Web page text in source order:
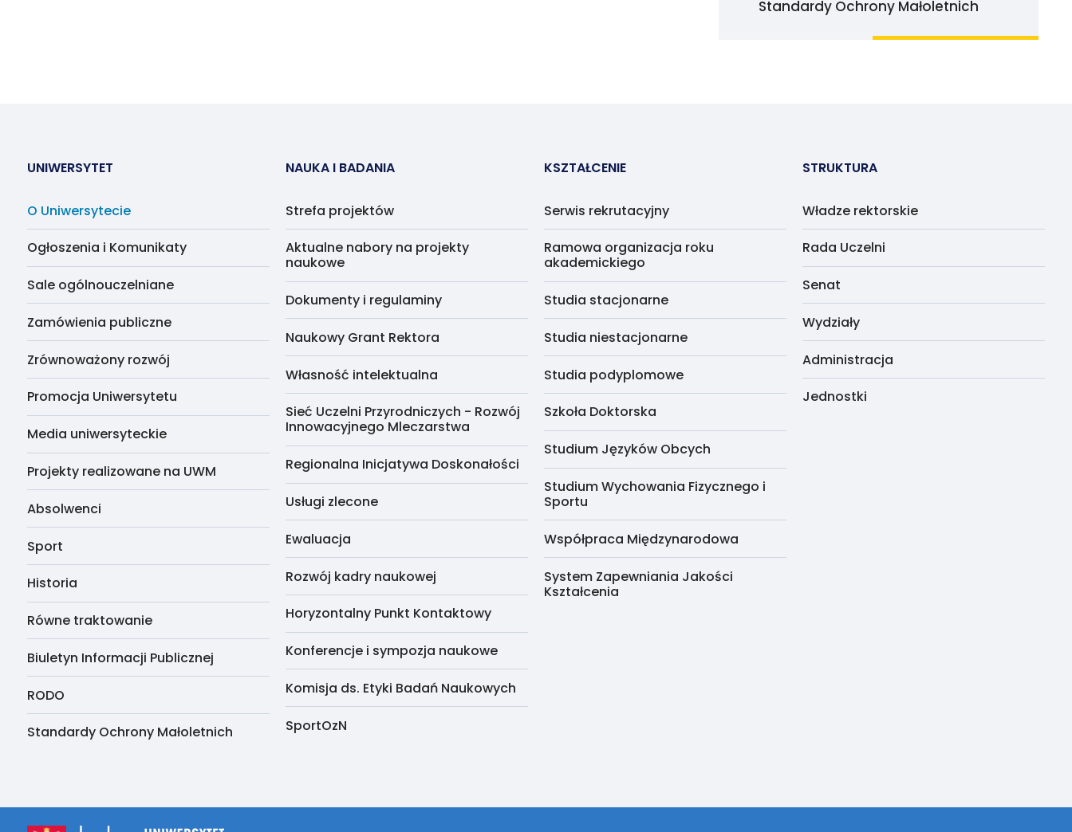
Standardy Ochrony Małoletnich
UNIWERSYTET
O Uniwersytecie
Ogłoszenia i Komunikaty
Sale ogólnouczelniane
Zamówienia publiczne
Zrównoważony rozwój
Promocja Uniwersytetu
Media uniwersyteckie
Projekty realizowane na UWM
Absolwenci
Sport
Historia
Równe traktowanie
Biuletyn Informacji Publicznej
RODO
Standardy Ochrony Małoletnich
NAUKA I BADANIA
Strefa projektów
Aktualne nabory na projekty
naukowe
Dokumenty i regulaminy
Naukowy Grant Rektora
Własność intelektualna
Sieć Uczelni Przyrodniczych - Rozwój
Innowacyjnego Mleczarstwa
Regionalna Inicjatywa Doskonałości
Usługi zlecone
Ewaluacja
Rozwój kadry naukowej
Horyzontalny Punkt Kontaktowy
Konferencje i sympozja naukowe
Komisja ds. Etyki Badań Naukowych
SportOzN
KSZTAŁCENIE
Serwis rekrutacyjny
Ramowa organizacja roku
akademickiego
Studia stacjonarne
Studia niestacjonarne
Studia podyplomowe
Szkoła Doktorska
Studium Języków Obcych
Studium Wychowania Fizycznego i
Sportu
Współpraca Międzynarodowa
System Zapewniania Jakości
Kształcenia
STRUKTURA
Władze rektorskie
Rada Uczelni
Senat
Wydziały
Administracja
Jednostki